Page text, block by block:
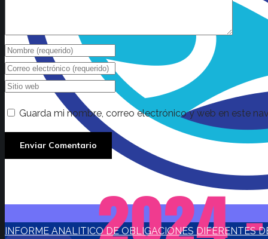
Guarda mi nombre, correo electrónico y web en este
INFORME ANALITICO DE OBLIGACIONES DIFERENTES